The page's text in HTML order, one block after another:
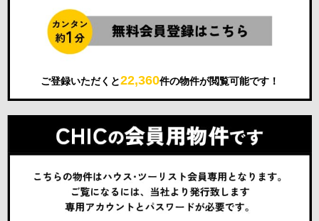
ご登録いただくと22,360件の物件が閲覧可能です！